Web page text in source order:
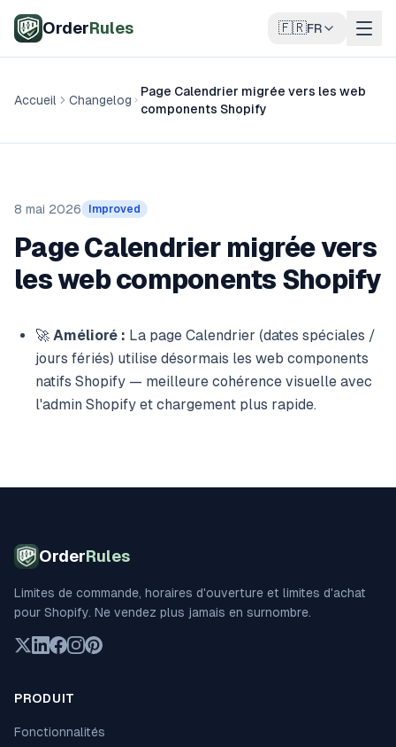
OrderRules 🇫🇷FR
Accueil Changelog
Page Calendrier migrée vers les web
components Shopify
8 mai 2026 Improved
Page Calendrier migrée vers
les web components Shopify
🚀 Amélioré : La page Calendrier (dates spéciales /
jours fériés) utilise désormais les web components
natifs Shopify — meilleure cohérence visuelle avec
l'admin Shopify et chargement plus rapide.
OrderRules
Limites de commande, horaires d'ouverture et limites d'achat
pour Shopify. Ne vendez plus jamais en surnombre.
PRODUIT
Fonctionnalités